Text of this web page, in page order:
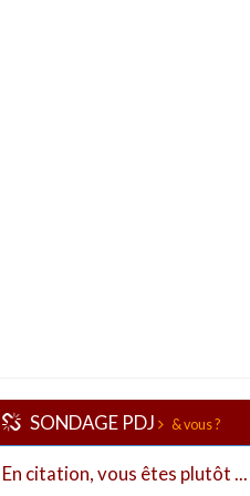
SONDAGE PDJ & vous ?